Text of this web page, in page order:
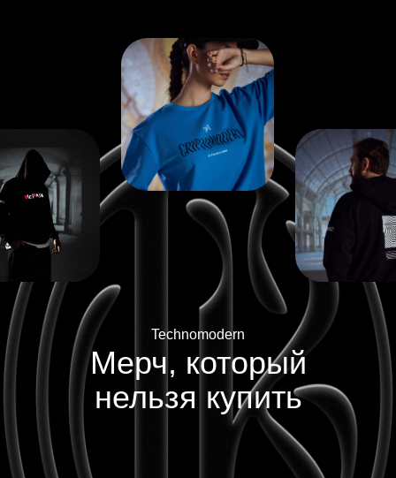
Мерч, который
нельзя купить
Technomodern